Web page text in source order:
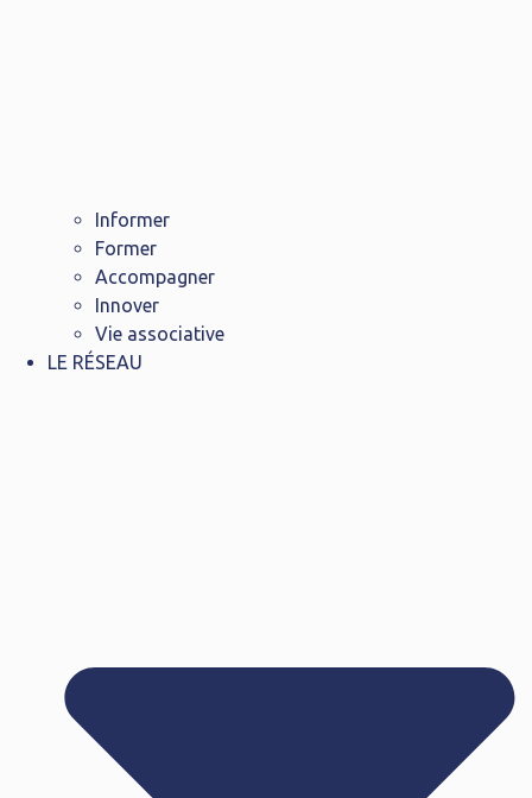
Informer
Former
Accompagner
Innover
Vie associative
LE RÉSEAU